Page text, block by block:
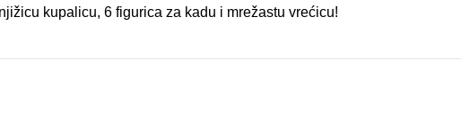
kupalicu, 6 figurica za kadu i mrežastu vrećicu!